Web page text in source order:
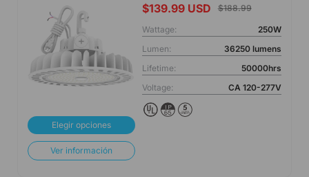
Elegir opciones
Ver información
$139.99 USD $188.99
Wattage:
250W
Lumen:
36250 lumens
Lifetime:
50000hrs
Voltage:
CA 120-277V